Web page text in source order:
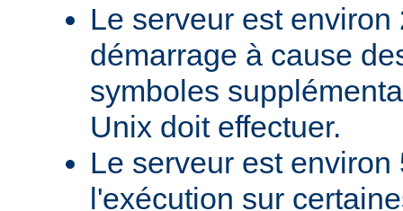
Le serveur est
démarrage à cause
symboles
Unix doit effectuer.
Le serveur est environ
l'exécution sur